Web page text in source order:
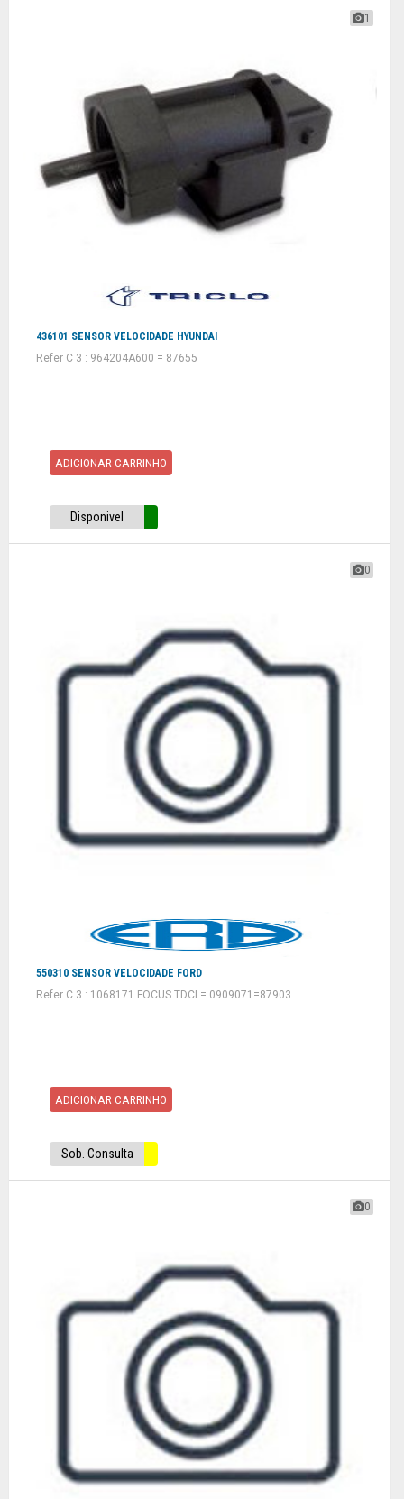
1
436101 SENSOR VELOCIDADE HYUNDAI
Refer C 3 : 964204A600 = 87655
ADICIONAR CARRINHO
Disponivel
0
550310 SENSOR VELOCIDADE FORD
Refer C 3 : 1068171 FOCUS TDCI = 0909071=87903
ADICIONAR CARRINHO
Sob. Consulta
0